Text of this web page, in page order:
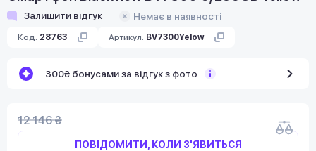
Залишити відгук Немає в наявності
Код: 28763 Артикул: BV7300Yelow
300₴ бонусами за відгук з фото
12 146 ₴
ПОВІДОМИТИ, КОЛИ З'ЯВИТЬСЯ